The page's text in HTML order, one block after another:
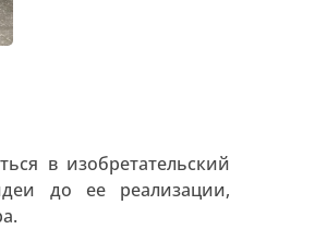
в изобретательский
до ее реализации,